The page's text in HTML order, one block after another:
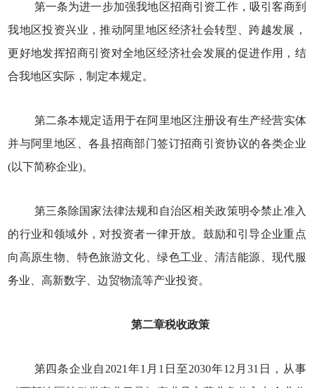
第一条为进一步加强我地区招商引资工作，吸引客商到
我地区投资兴业，推动阿里地区经济社会转型、跨越发展，
更好地发挥招商引资对全地区经济社会发展的促进作用，结
合我地区实际，制定本规定。
第二条本规定适用于在阿里地区注册设有生产经营实体
并与阿里地区、各县招商部门签订招商引资协议的各类企业
(以下简称企业)。
第三条除国家法律法规和自治区相关政策明令禁止准入
的行业和领域外，对投资者一律开放。鼓励和引导企业重点
向高原生物、特色旅游文化、绿色工业、清洁能源、现代服
务业、高新数字、边贸物流等产业投资。
第二章税收政策
第四条企业自2021年1月1日至2030年12月31日，从事